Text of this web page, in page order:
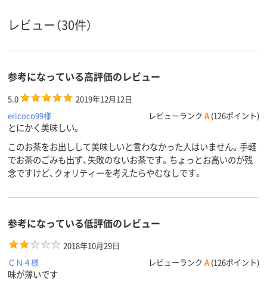
レビュー（30件）
参考になっている高評価のレビュー
5.0
2019年12月12日
ericoco99様
レビューランク A (126ポイント)
とにかく美味しい。
このお茶をお出しして美味しいと言わなかった人はいません。手軽
でお茶のごみも出ず、失敗のないお茶です。ちょっとお高いのが残
念ですけど、クォリティーを考えたらやむなしです。
参考になっている低評価のレビュー
2018年10月29日
ＣＮ４様
レビューランク A (126ポイント)
味が薄いです